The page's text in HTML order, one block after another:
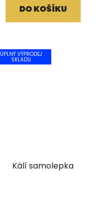
DO KOŠÍKU
ÚPLNÝ VÝPRODEJ
SKLADU
Kálí samolepka